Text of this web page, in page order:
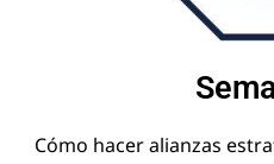
Cómo hacer alianzas